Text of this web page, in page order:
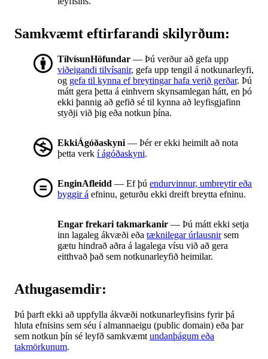
Samkvæmt eftirfarandi skilyrðum:
TilvísunHöfundar — Þú verður að gefa upp
viðeigandi tilvísanir, gefa upp tengil á notkunarleyfi,
og gefa til kynna ef breytingar hafa verið gerðar. Þú
mátt gera þetta á einhvern skynsamlegan hátt, en þó
ekki þannig að gefið sé til kynna að leyfisgjafinn
styðji við þig eða notkun þína.
EkkiÁgóðaskyni — Þér er ekki heimilt að nota
þetta verk í ágóðaskyni.
EnginAfleidd — Ef þú endurvinnur, umbreytir eða
byggir á efninu, geturðu ekki dreift breytta efninu.
Engar frekari takmarkanir — Þú mátt ekki setja
inn lagaleg ákvæði eða tæknilegar úrlausnirsem
gætu hindrað aðra á lagalega vísu við að gera
eitthvað það sem notkunarleyfið heimilar.
Athugasemdir:
Þú þarft ekki að uppfylla ákvæði notkunarleyfisins fyrir þá
hluta efnisins sem séu í almannaeigu (public domain) eða þar
sem notkun þín sé leyfð samkvæmt undanþágum eða
takmörkunum.